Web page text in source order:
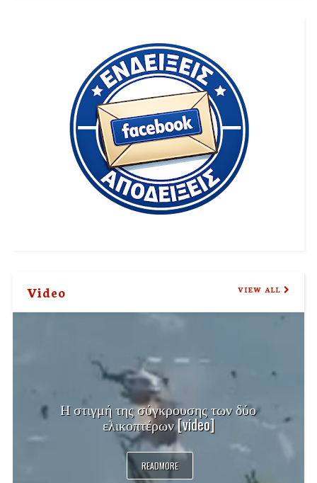
Video VIEW ALL
Η στιγμή της σύγκρουσης των δύο
ελικοπτέρων [video]
READMORE